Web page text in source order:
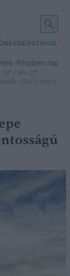
ENERGIA
– Részben
33° / Min 21°
55% (1 mm)Szél: